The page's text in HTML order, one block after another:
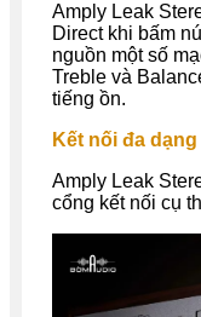
Amply Leak
Direct khi bấm
nguồn một số
Treble và
tiếng ồn.
Kết nối đa dạng
Amply Leak
cổng kết nối cụ